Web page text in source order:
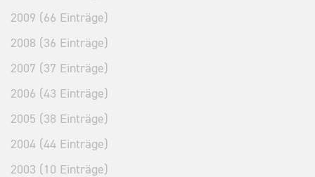
2009 (66 Einträge)
2008 (36 Einträge)
2007 (37 Einträge)
2006 (43 Einträge)
2005 (38 Einträge)
2004 (44 Einträge)
2003 (10 Einträge)